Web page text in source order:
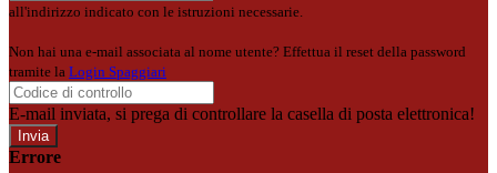
all'indirizzo indicato con le istruzioni necessarie.
Non hai una e-mail associata al nome utente? Effettua il reset della password
tramite la Login Spaggiari
E-mail inviata, si prega di controllare la casella di posta elettronica!
Errore